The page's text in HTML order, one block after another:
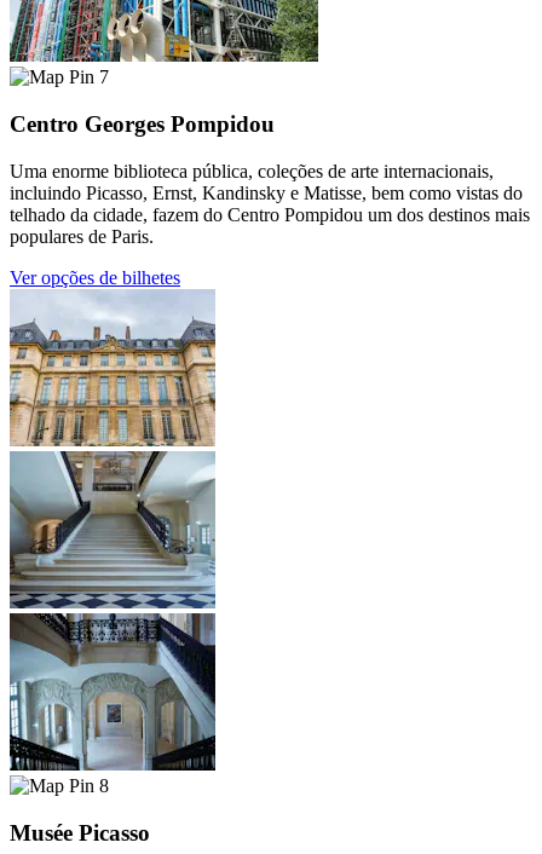
7
Centro Georges Pompidou
Uma enorme biblioteca pública, coleções de arte internacionais,
incluindo Picasso, Ernst, Kandinsky e Matisse, bem como vistas do
telhado da cidade, fazem do Centro Pompidou um dos destinos mais
populares de Paris.
Ver opções de bilhetes
8
Musée Picasso